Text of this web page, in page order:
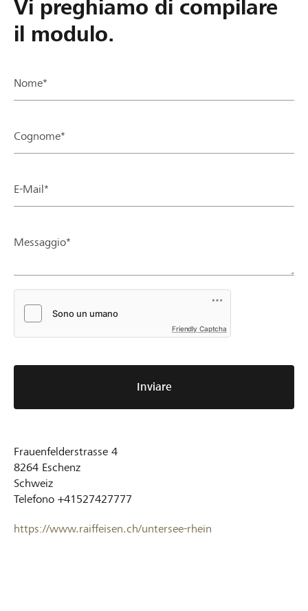
Vi preghiamo di compilare
il modulo.
Nome*
Cognome*
E-Mail*
Messaggio*
Friendly Captcha
Inviare
Frauenfelderstrasse 4
8264 Eschenz
Schweiz
Telefono +41527427777
https://www.raiffeisen.ch/untersee-rhein